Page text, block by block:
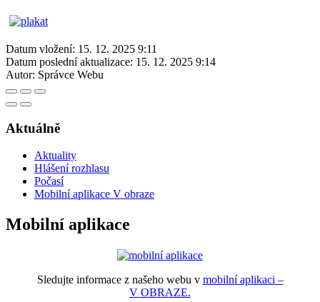
Datum vložení: 15. 12. 2025 9:11
Datum poslední aktualizace: 15. 12. 2025 9:14
Autor: Správce Webu
Aktuálně
Aktuality
Hlášení rozhlasu
Počasí
Mobilní aplikace V obraze
Mobilní aplikace
Sledujte informace z našeho webu v mobilní aplikaci –
V OBRAZE.